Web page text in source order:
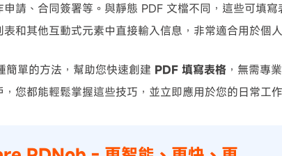
請、合同簽署等。與靜態 PDF 文檔不同，這些可填
和其他互動式元素中直接輸入信息，非常適合用於個
簡單的方法，幫助您快速創建 PDF 填寫表格 ，無需專
您都能輕鬆掌握這些技巧，並立即應用於您的日常工